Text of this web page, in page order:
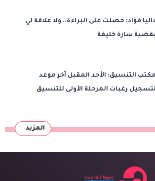
داليا فؤاد: حصلت على البراءة.. ولا علاقة لي
بقضية سارة خليفة
مكتب التنسيق: الأحد المقبل آخر موعد
لتسجيل رغبات المرحلة الأولى للتنسيق
المزيد